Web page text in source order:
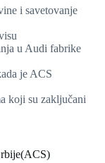
i savetovanje
u Audi fabrike
je ACS
koji su zaključani